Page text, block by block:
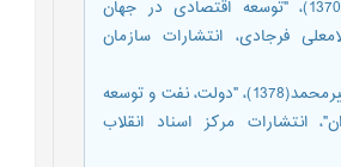
- تودارو، مایکل(1370)، "توسعه اقتصادی در جهان
فرجادی، انتشارات سازمان
- حاجی‌یوسفی، امیرمحمد(1378)، "دولت، نفت و توسعه
انتشارات مرکز اسناد انقلاب